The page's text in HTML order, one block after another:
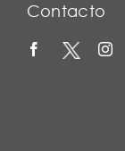
Contacto